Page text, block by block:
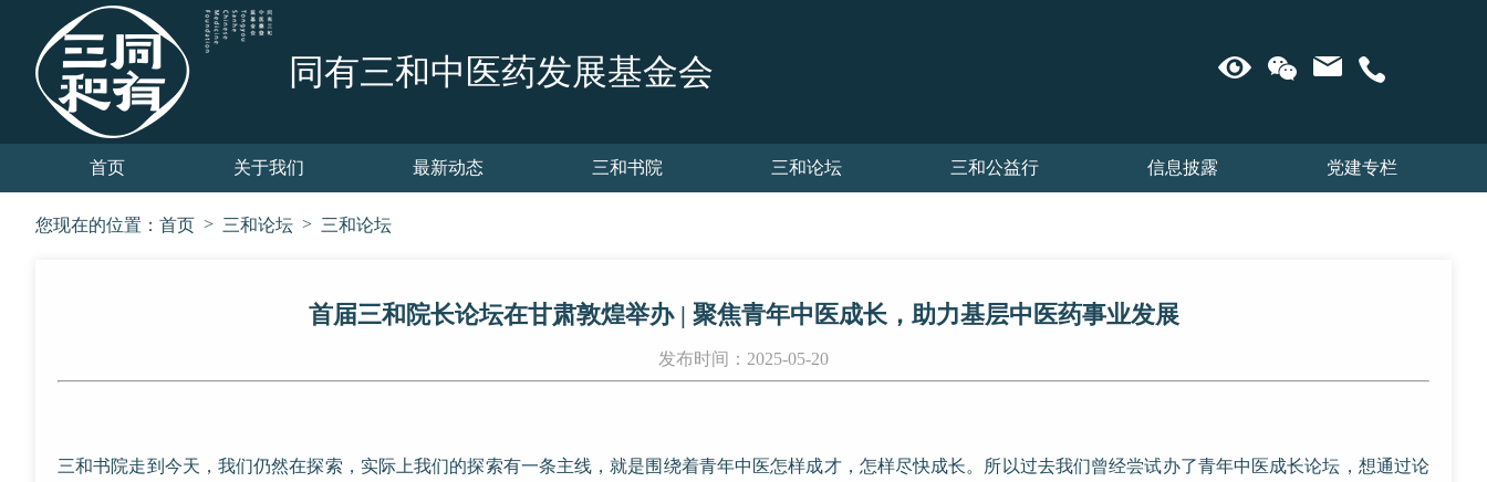
同有三和中医药发展基金会
首页 关于我们 最新动态 三和书院 三和论坛 三和公益行 信息披露 党建专栏
您现在的位置： 首页 > 三和论坛 > 三和论坛
首届三和院长论坛在甘肃敦煌举办 | 聚焦青年中医成长，助力基层中医药事业发展
发布时间：2025-05-20
三和书院走到今天，我们仍然在探索，实际上我们的探索有一条主线，就是围绕着青年中医怎样成才，怎样尽快成长。所以过去我们曾经尝试办了青年中医成长论坛，想通过论